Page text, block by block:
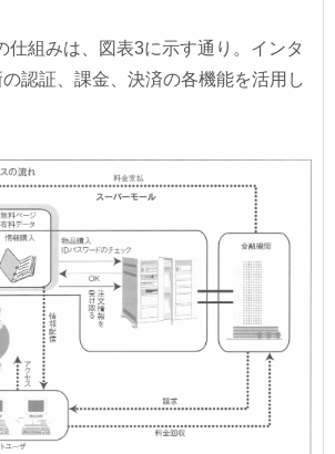
組みは、図表3に示す通り。インタ
認証、課金、決済の各機能を活用し